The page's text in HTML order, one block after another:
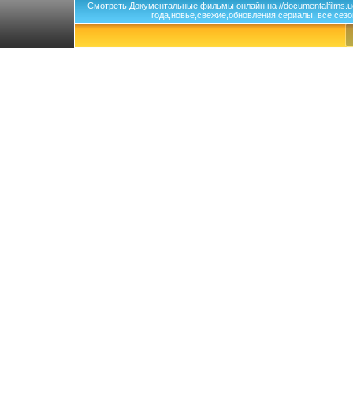
Смотреть Документальные фильмы онлайн на //
года,новье,свежие,обновления,сериалы, все